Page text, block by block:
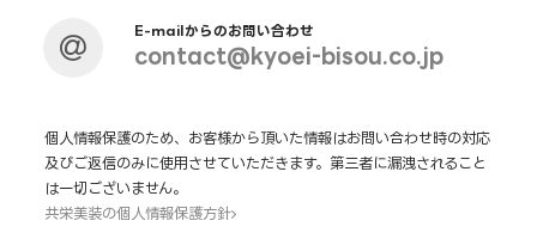
E-mailからのお問い合わせ
contact@kyoei-bisou.co.jp
個人情報保護のため、お客様から頂いた情報はお問い合わせ時の対応
及びご返信のみに使用させていただきます。第三者に漏洩されること
は一切ございません。
共栄美装の個人情報保護方針